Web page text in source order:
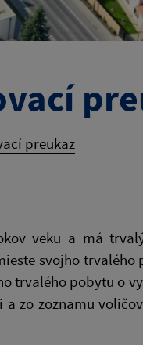
preukaz
veku a má
svojho
trvalého pobytu o
zo zoznamu